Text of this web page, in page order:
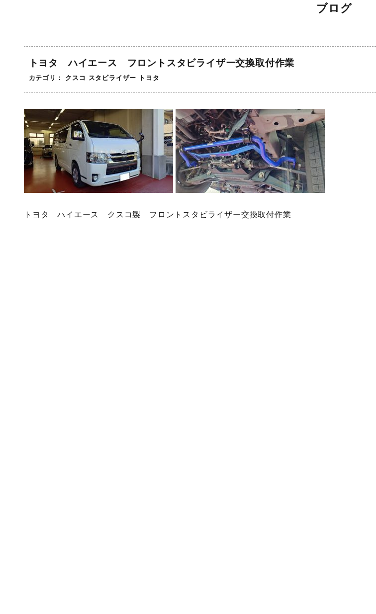
ブログ
トヨタ ハイエース フロントスタビライザー交換取付作業
カテゴリ： クスコ スタビライザー トヨタ
トヨタ ハイエース クスコ製 フロントスタビライザー交換取付作業